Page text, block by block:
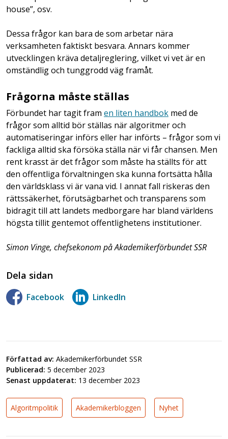
house”, osv.
Dessa frågor kan bara de som arbetar nära
verksamheten faktiskt besvara. Annars kommer
utvecklingen kräva detaljreglering, vilket vi vet är en
omständlig och tunggrodd väg framåt.
Frågorna måste ställas
Förbundet har tagit fram en liten handbok med de
frågor som alltid bör ställas när algoritmer och
automatiseringar införs eller har införts – frågor som vi
fackliga alltid ska försöka ställa när vi får chansen. Men
rent krasst är det frågor som måste ha ställts för att
den offentliga förvaltningen ska kunna fortsätta hålla
den världsklass vi är vana vid. I annat fall riskeras den
rättssäkerhet, förutsägbarhet och transparens som
bidragit till att landets medborgare har bland världens
högsta tillit gentemot offentlighetens institutioner.
Simon Vinge, chefsekonom på Akademikerförbundet SSR
Dela sidan
Facebook LinkedIn
Författad av: Akademikerförbundet SSR
Publicerad: 5 december 2023
Senast uppdaterat: 13 december 2023
Algoritmpolitik Akademikerbloggen Nyhet